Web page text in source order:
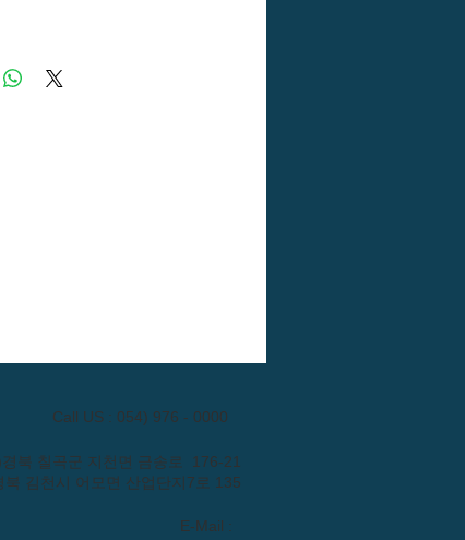
Call US : 054) 976 - 0000
북 칠곡군 지천면 금송로 176-21
북 김천시 어모면 산업단지7로 135
E-Mail :